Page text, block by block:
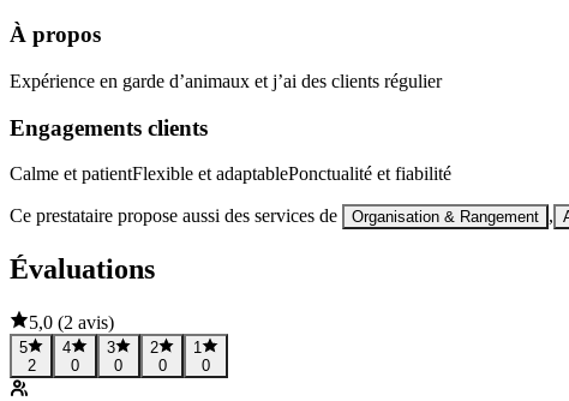
À propos
Expérience en garde d’animaux et j’ai des clients régulier
Engagements clients
Calme et patientFlexible et adaptablePonctualité et fiabilité
Ce prestataire propose aussi des services de Organisation & Rangement ,
Évaluations
5,0 (2 avis)
5
2
4
0
3
0
2
0
1
0